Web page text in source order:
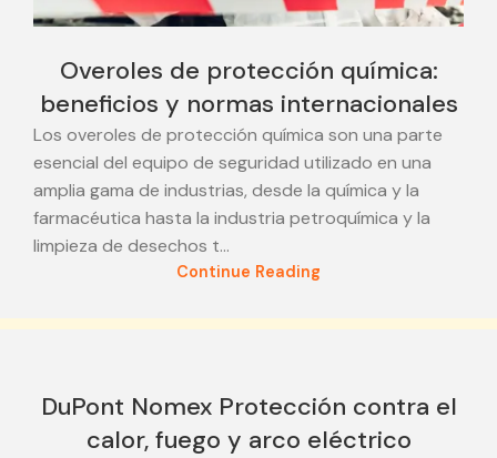
Overoles de protección química:
beneficios y normas internacionales
Los overoles de protección química son una parte
esencial del equipo de seguridad utilizado en una
amplia gama de industrias, desde la química y la
farmacéutica hasta la industria petroquímica y la
limpieza de desechos t...
Continue Reading
24
JUN
DuPont Nomex Protección contra el
calor, fuego y arco eléctrico